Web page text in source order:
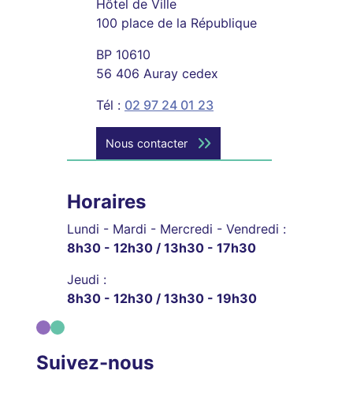
Hôtel de Ville
100 place de la République
BP 10610
56 406 Auray cedex
Tél : 02 97 24 01 23
Nous contacter
Horaires
Lundi - Mardi - Mercredi - Vendredi :
8h30 - 12h30 / 13h30 - 17h30
Jeudi :
8h30 - 12h30 / 13h30 - 19h30
Suivez-nous